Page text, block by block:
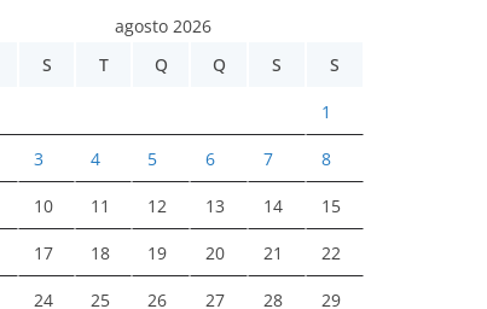
agosto 2026
S T Q Q S S
1
3 4 5 6 7 8
10 11 12 13 14 15
17 18 19 20 21 22
24 25 26 27 28 29